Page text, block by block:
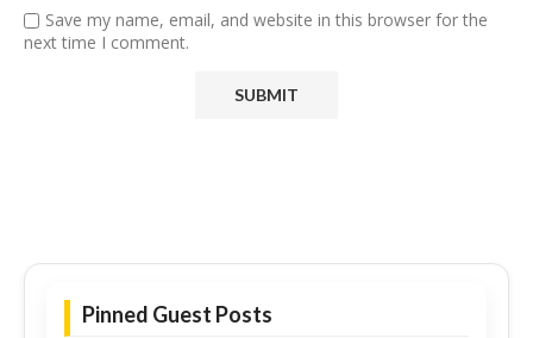
Save my name, email, and website in this browser for the
next time I comment.
Pinned Guest Posts